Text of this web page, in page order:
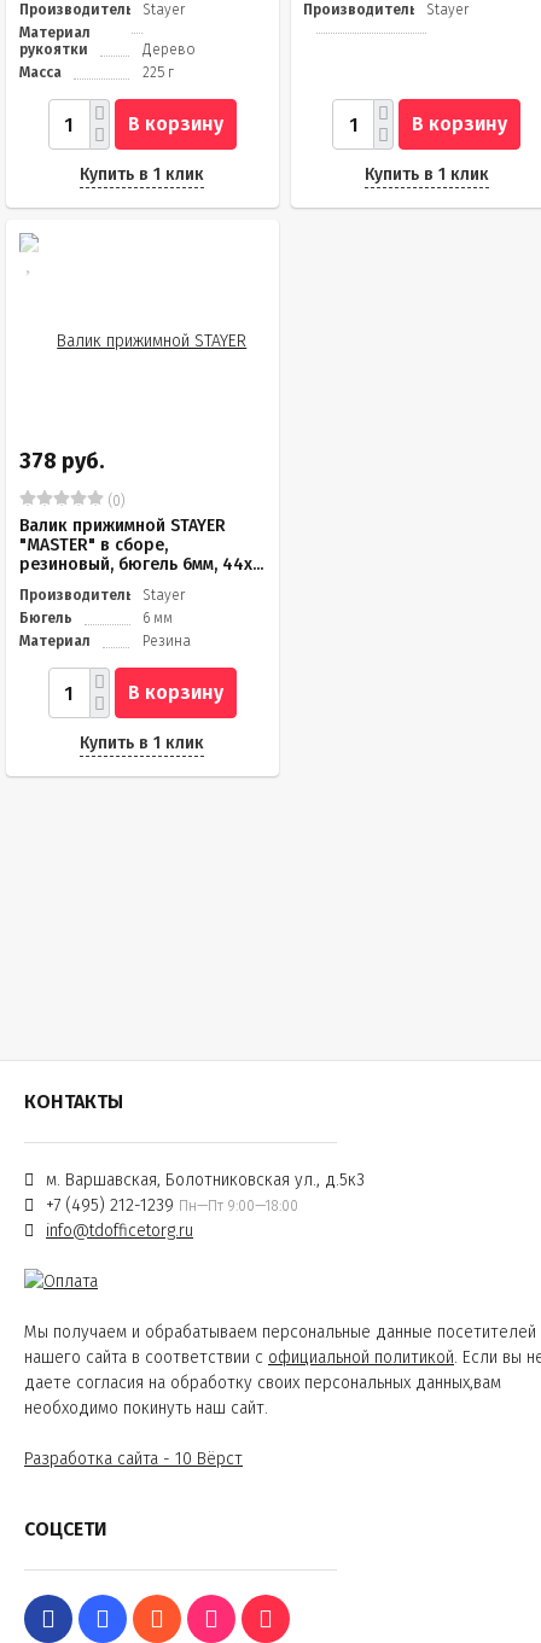
Производитель
Stayer
Материал
рукоятки
Дерево
Масса
225 г
В корзину
Купить в 1 клик
Производитель Stayer
В корзину
Купить в 1 клик
378 руб.
(0)
Валик прижимной STAYER
"MASTER" в сборе,
резиновый, бюгель 6мм, 44x...
Производитель
Stayer
Бюгель
6 мм
Материал
Резина
В корзину
Купить в 1 клик
КОНТАКТЫ
м. Варшавская, Болотниковская ул., д.5к3
+7 (495) 212-1239 Пн—Пт 9:00—18:00
info@tdofficetorg.ru
Мы получаем и обрабатываем персональные данные посетителей
нашего сайта в соответствии с официальной политикой. Если вы
даете согласия на обработку своих персональных данных,вам
необходимо покинуть наш сайт.
Разработка сайта - 10 Вёрст
СОЦСЕТИ